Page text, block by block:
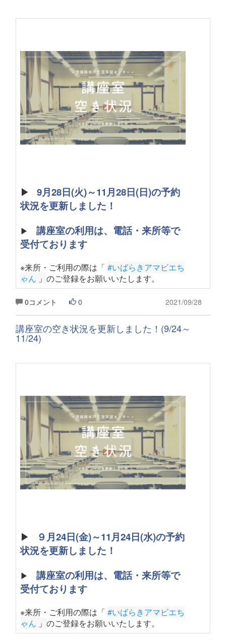
▶
9月28日(火)～11月28日(日)の予約
状況を更新しました！
▶ 講座室の利用は、電話・来所等で
受付ております
※来所・ご利用の際は「 #いばらきアマビエち
ゃん 」 のご登録をお願いいたします。
0コメント 0 2021/09/28
講座室の空き状況を更新しました！(9/24～
11/24)
▶
９月24日(金)～11月24日(水)の予約
状況を更新しました！
▶ 講座室の利用は、電話・来所等で
受付ております
※来所・ご利用の際は「 #いばらきアマビエち
ゃん 」 のご登録をお願いいたします。